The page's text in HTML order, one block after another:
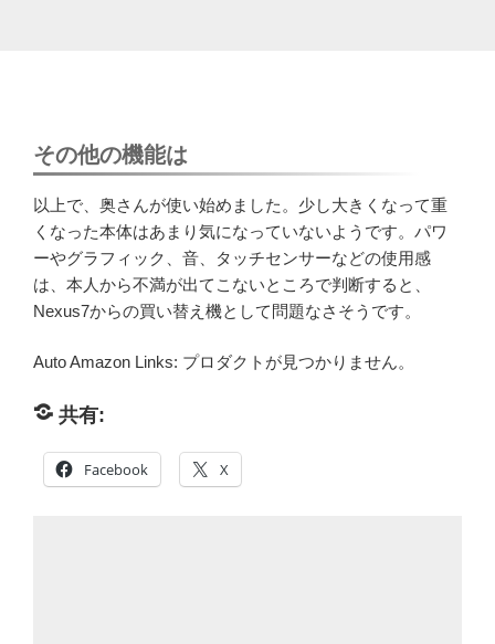
その他の機能は
以上で、奥さんが使い始めました。少し大きくなって重
くなった本体はあまり気になっていないようです。パワ
ーやグラフィック、音、タッチセンサーなどの使用感
は、本人から不満が出てこないところで判断すると、
Nexus7からの買い替え機として問題なさそうです。
Auto Amazon Links: プロダクトが見つかりません。
共有:
Facebook X